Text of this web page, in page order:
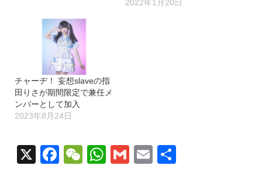
2022年1月20日
チャーヂ！ 妄想slaveの指
田りさが期間限定で兼任メ
ンバーとして加入
2023年8月24日
X Facebook
WeChat
WhatsApp
GmailEmail